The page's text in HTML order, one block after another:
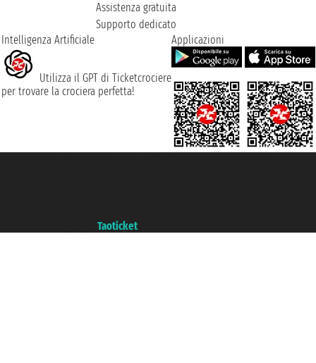
Assistenza gratuita
Supporto dedicato
Intelligenza Artificiale
Utilizza il GPT di Ticketcrociere
per trovare la crociera perfetta!
Applicazioni
Taoticket